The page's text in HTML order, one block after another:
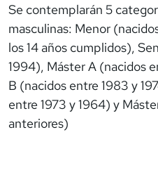
Se contemplarán 5
masculinas: Menor
los 14 años cumplidos),
1994), Máster A (nacidos
B (nacidos entre 1983 y
entre 1973 y 1964) y
anteriores)